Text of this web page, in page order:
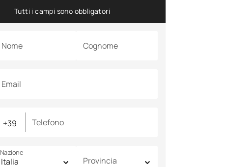
Tutti i campi sono obbligatori
Nome Cognome
Email
Telefono
Nazione
Provincia